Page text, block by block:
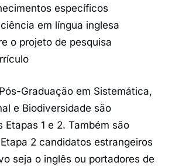
específicos
em língua inglesa
o projeto de pesquisa
Graduação em Sistemática,
e Biodiversidade são
Etapas 1 e 2. Também são
2 candidatos estrangeiros
seja o inglês ou portadores de